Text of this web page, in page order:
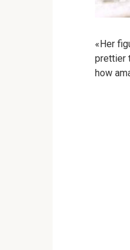
«Her
prettier
how